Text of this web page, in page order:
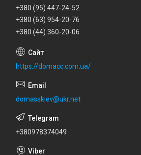
+380 (95) 447-24-52
+380 (63) 954-20-76
+380 (44) 360-20-06
https://domacc.com.ua/
domasskiev@ukr.net
+380978374049